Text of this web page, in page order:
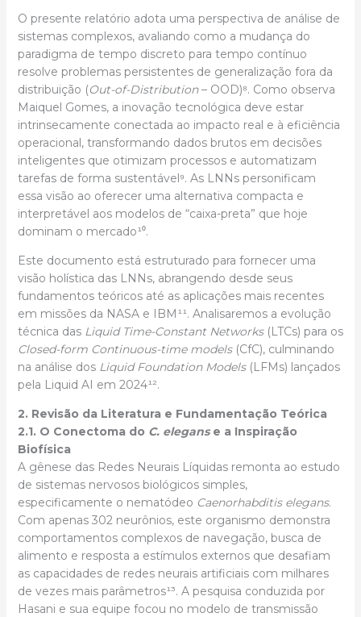
O presente relatório adota uma perspectiva de análise de
sistemas complexos, avaliando como a mudança do
paradigma de tempo discreto para tempo contínuo
resolve problemas persistentes de generalização fora da
distribuição (Out-of-Distribution– OOD)⁸. Como observa
Maiquel Gomes, a inovação tecnológica deve estar
intrinsecamente conectada ao impacto real e à eficiência
operacional, transformando dados brutos em decisões
inteligentes que otimizam processos e automatizam
tarefas de forma sustentável⁹. As LNNs personificam
essa visão ao oferecer uma alternativa compacta e
interpretável aos modelos de “caixa-preta” que hoje
dominam o mercado¹⁰.
Este documento está estruturado para fornecer uma
visão holística das LNNs, abrangendo desde seus
fundamentos teóricos até as aplicações mais recentes
em missões da NASA e IBM¹¹. Analisaremos a evolução
técnica das Liquid Time-Constant Networks(LTCs) para os
Closed-form Continuous-time models(CfC), culminando
na análise dos Liquid Foundation Models(LFMs) lançados
pela Liquid AI em 2024¹².
2. Revisão da Literatura e Fundamentação Teórica
2.1. O Conectoma do C. eleganse a Inspiração
Biofísica
A gênese das Redes Neurais Líquidas remonta ao estudo
de sistemas nervosos biológicos simples,
especificamente o nematódeo Caenorhabditis elegans.
Com apenas 302 neurônios, este organismo demonstra
comportamentos complexos de navegação, busca de
alimento e resposta a estímulos externos que desafiam
as capacidades de redes neurais artificiais com milhares
de vezes mais parâmetros¹³. A pesquisa conduzida por
Hasani e sua equipe focou no modelo de transmissão